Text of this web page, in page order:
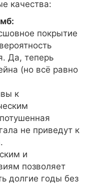
качества:
покрытие
Да, теперь
(но всё равно
к
не приведут к
и
позволяет
долгие годы без